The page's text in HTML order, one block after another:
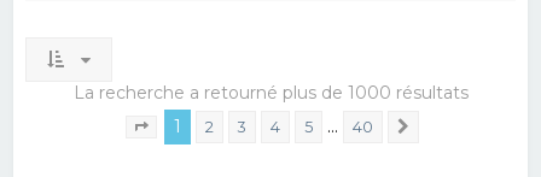
La recherche a retourné plus de 1000 résultats
Page sur 40
1 2 3 4 5 … 40